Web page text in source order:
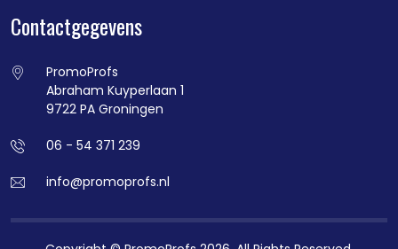
Contactgegevens
PromoProfs
Abraham Kuyperlaan 1
9722 PA Groningen
06 - 54 371 239
info@promoprofs.nl